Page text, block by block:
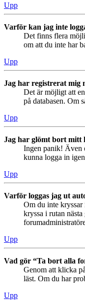
Upp
Varför kan jag inte
Det finns flera
om att du inte har
Upp
Jag har registrerat mig
Det är möjligt att
på databasen. Om
Upp
Jag har glömt bort mitt
Ingen panik! Även
kunna logga in
Upp
Varför loggas jag ut
Om du inte
kryssa i rutan
Upp
Vad gör “Ta bort alla
Genom att klicka
läst. Om du har
Upp